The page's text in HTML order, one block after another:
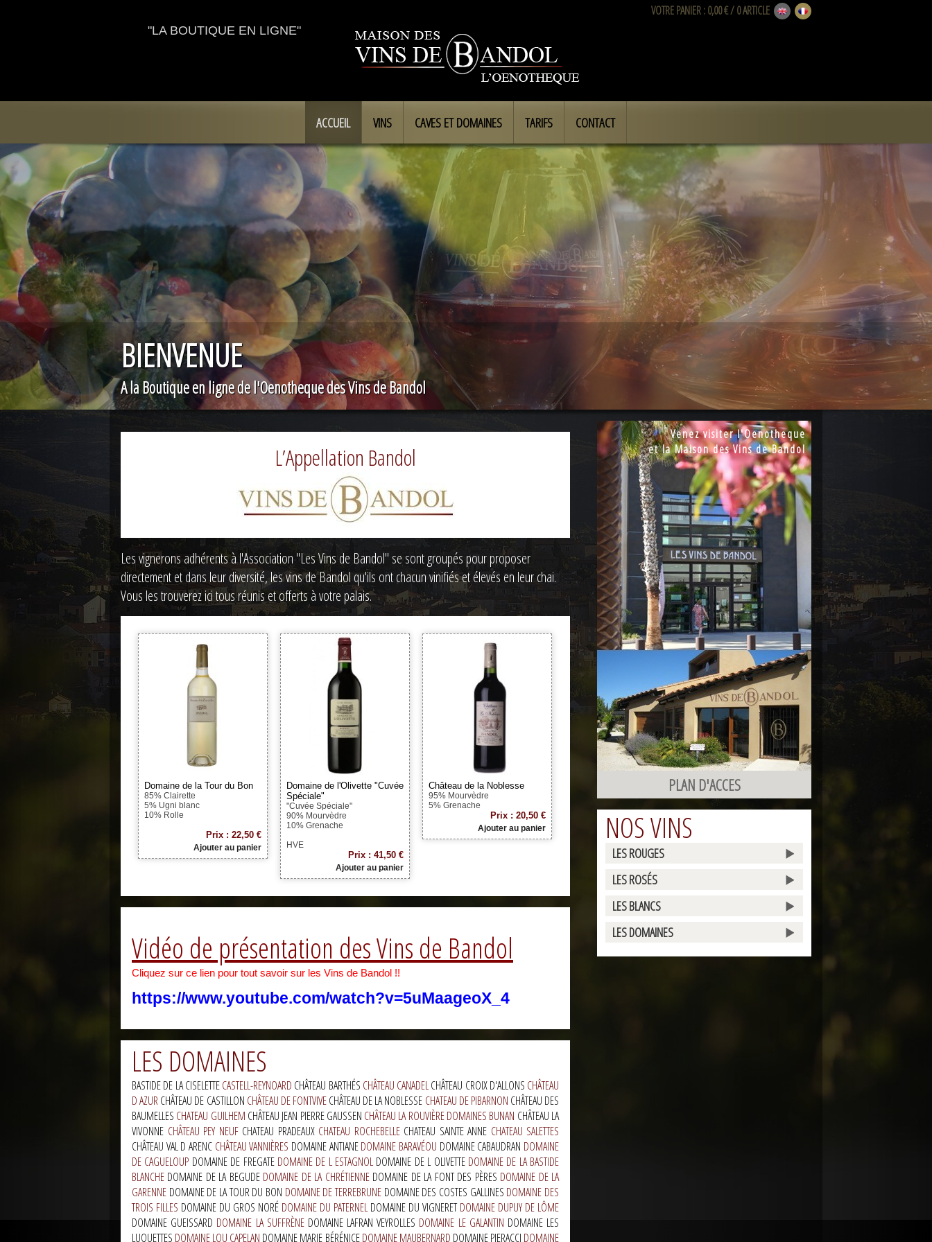
"LA BOUTIQUE EN LIGNE"
VOTRE PANIER: 0,00 € / 0 ARTICLE
ACCUEIL VINS CAVES ET DOMAINES TARIFS CONTACT
BIENVENUE
A la Boutique en ligne de l'Oenotheque des Vins de Bandol
L’Appellation Bandol
Les vignerons adhérents à l'Association "Les Vins de Bandol" se sont groupés pour proposer
directement et dans leur diversité, les vins de Bandol qu'ils ont chacun vinifiés et élevés en leur chai.
Vous les trouverez ici tous réunis et offerts à votre palais.
Domaine de la Tour du Bon
85% Clairette
5% Ugni blanc
10% Rolle
Prix : 22,50 €
Ajouter au panier
Domaine de l'Olivette "Cuvée
Spéciale"
"Cuvée Spéciale"
90% Mourvèdre
10% Grenache
HVE
Prix : 41,50 €
Ajouter au panier
Château de la Noblesse
95% Mourvèdre
5% Grenache
Prix : 20,50 €
Ajouter au panier
Vidéo de présentation des Vins de Bandol
Cliquez sur ce lien pour tout savoir sur les Vins de Bandol !!
https://www.youtube.com/watch?v=5uMaageoX_4
LES DOMAINES
BASTIDE DE LA CISELETTECASTELL-REYNOARD CHÂTEAU BARTHÉS CHÂTEAU CANADELCHÂTEAU CROIX D'ALLONS CHÂTEAU
D AZURCHÂTEAU DE CASTILLON CHÂTEAU DE FONTVIVECHÂTEAU DE LA NOBLESSE CHATEAU DE PIBARNON CHÂTEAU DES
BAUMELLES CHATEAU GUILHEM CHÂTEAU JEAN PIERRE GAUSSEN CHÂTEAU LA ROUVIÈRE DOMAINES BUNAN CHÂTEAU LA
VIVONNE CHÂTEAU PEY NEUF CHATEAU PRADEAUX CHATEAU ROCHEBELLE CHATEAU SAINTE ANNE CHATEAU SALETTES
CHÂTEAU VAL D ARENC CHÂTEAU VANNIÈRES DOMAINE ANTIANEDOMAINE BARAVÉOU DOMAINE CABAUDRAN DOMAINE
DE CAGUELOUP DOMAINE DE FREGATE DOMAINE DE L ESTAGNOL DOMAINE DE L OLIVETTE DOMAINE DE LA BASTIDE
BLANCHE DOMAINE DE LA BEGUDE DOMAINE DE LA CHRÉTIENNE DOMAINE DE LA FONT DES PÈRES DOMAINE DE LA
GARENNE DOMAINE DE LA TOUR DU BON DOMAINE DE TERREBRUNE DOMAINE DES COSTES GALLINES DOMAINE DES
TROIS FILLES DOMAINE DU GROS NORÉ DOMAINE DU PATERNEL DOMAINE DU VIGNERETDOMAINE DUPUY DE LÔME
DOMAINE GUEISSARD DOMAINE LA SUFFRÈNE DOMAINE LAFRAN VEYROLLES DOMAINE LE GALANTIN DOMAINE LES
LUQUETTES DOMAINE LOU CAPELAN DOMAINE MARIE BÉRÉNICEDOMAINE MAUBERNARD DOMAINE PIERACCI DOMAINE
Venez visiter l'Oenotheque
et la Maison des Vins de Bandol
PLAN D'ACCES
NOS VINS
LES ROUGES
LES ROSÉS
LES BLANCS
LES DOMAINES